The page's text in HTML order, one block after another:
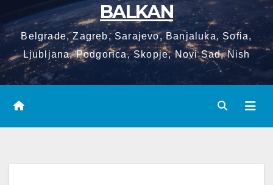
BALKAN
Belgrade, Zagreb, Sarajevo, Banjaluka, Sofia,
Ljubljana, Podgorica, Skopje, Novi Sad, Nish